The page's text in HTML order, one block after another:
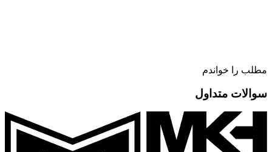
مطلب را خواندم
سوالات متداول